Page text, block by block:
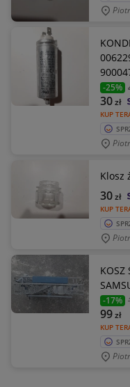
-25%
KUP
30zł
Klosz
KUP
30zł
KOSZ
-17%
KUP
99zł